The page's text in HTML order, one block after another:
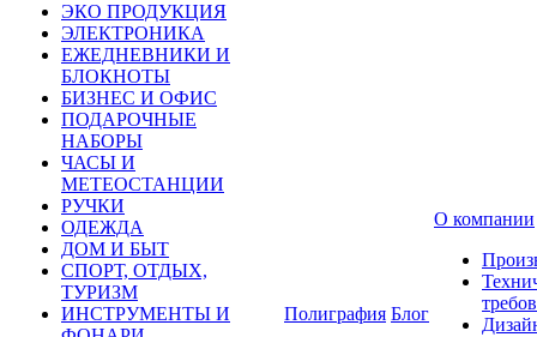
ЭКО ПРОДУКЦИЯ
ЭЛЕКТРОНИКА
ЕЖЕДНЕВНИКИ И
БЛОКНОТЫ
БИЗНЕС И ОФИС
ПОДАРОЧНЫЕ
НАБОРЫ
ЧАСЫ И
МЕТЕОСТАНЦИИ
РУЧКИ
ОДЕЖДА
ДОМ И БЫТ
СПОРТ, ОТДЫХ,
ТУРИЗМ
ИНСТРУМЕНТЫ И
Полиграфия Блог
О компании